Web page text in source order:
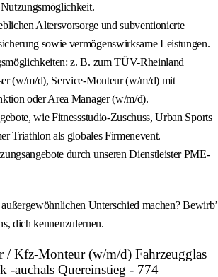
Altersvorsorge und subventionierte
sowie vermögenswirksame Leistungen.
z. B. zum TÜV-Rheinland
(w/m/d), Service-Monteur (w/m/d) mit
oder Area Manager (w/m/d).
wie Fitnessstudio-Zuschuss, Urban Sports
Triathlon als globales Firmenevent.
durch unseren Dienstleister PME-
Unterschied machen? Bewirb’
dich kennenzulernen.
/ Kfz-Monteur (w/m/d) Fahrzeugglas
-auchals Quereinstieg - 774